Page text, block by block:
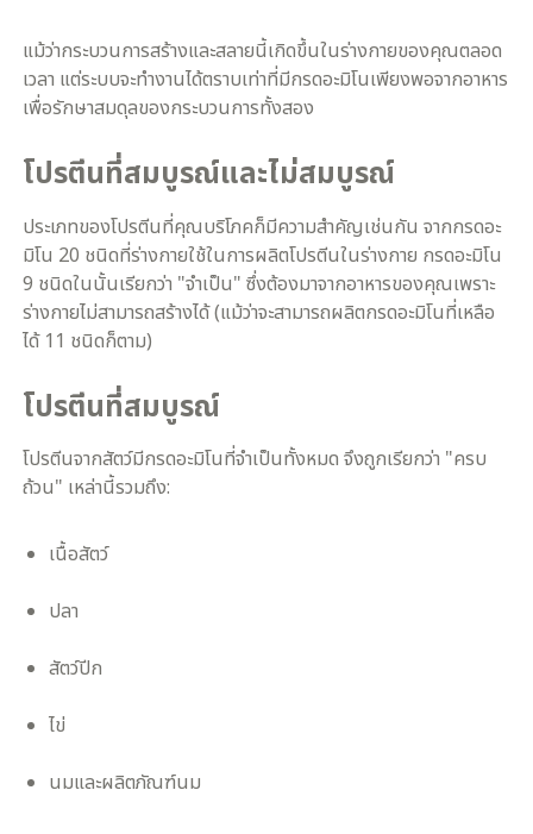
แม้ว่ากระบวนการสร้างและสลายนี้เกิดขึ้นในร่างกายของคุณตลอด
เวลา แต่ระบบจะทำงานได้ตราบเท่าที่มีกรดอะมิโนเพียงพอจากอาหาร
เพื่อรักษาสมดุลของกระบวนการทั้งสอง
โปรตีนที่สมบูรณ์และไม่สมบูรณ์
ประเภทของโปรตีนที่คุณบริโภคก็มีความสำคัญเช่นกัน จากกรดอะ
มิโน 20 ชนิดที่ร่างกายใช้ในการผลิตโปรตีนในร่างกาย กรดอะมิโน
9 ชนิดในนั้นเรียกว่า "จำเป็น" ซึ่งต้องมาจากอาหารของคุณเพราะ
ร่างกายไม่สามารถสร้างได้ (แม้ว่าจะสามารถผลิตกรดอะมิโนที่เหลือ
ได้ 11 ชนิดก็ตาม)
โปรตีนที่สมบูรณ์
โปรตีนจากสัตว์มีกรดอะมิโนที่จำเป็นทั้งหมด จึงถูกเรียกว่า "ครบ
ถ้วน" เหล่านี้รวมถึง:
เนื้อสัตว์
ปลา
สัตว์ปีก
ไข่
นมและผลิตภัณฑ์นม